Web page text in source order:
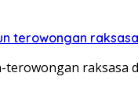
terowongan raksasa
terowongan